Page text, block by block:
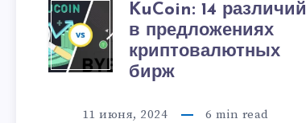
KuCoin: 14 различий
в предложениях
криптовалютных
бирж
11 июня, 2024 6 min read